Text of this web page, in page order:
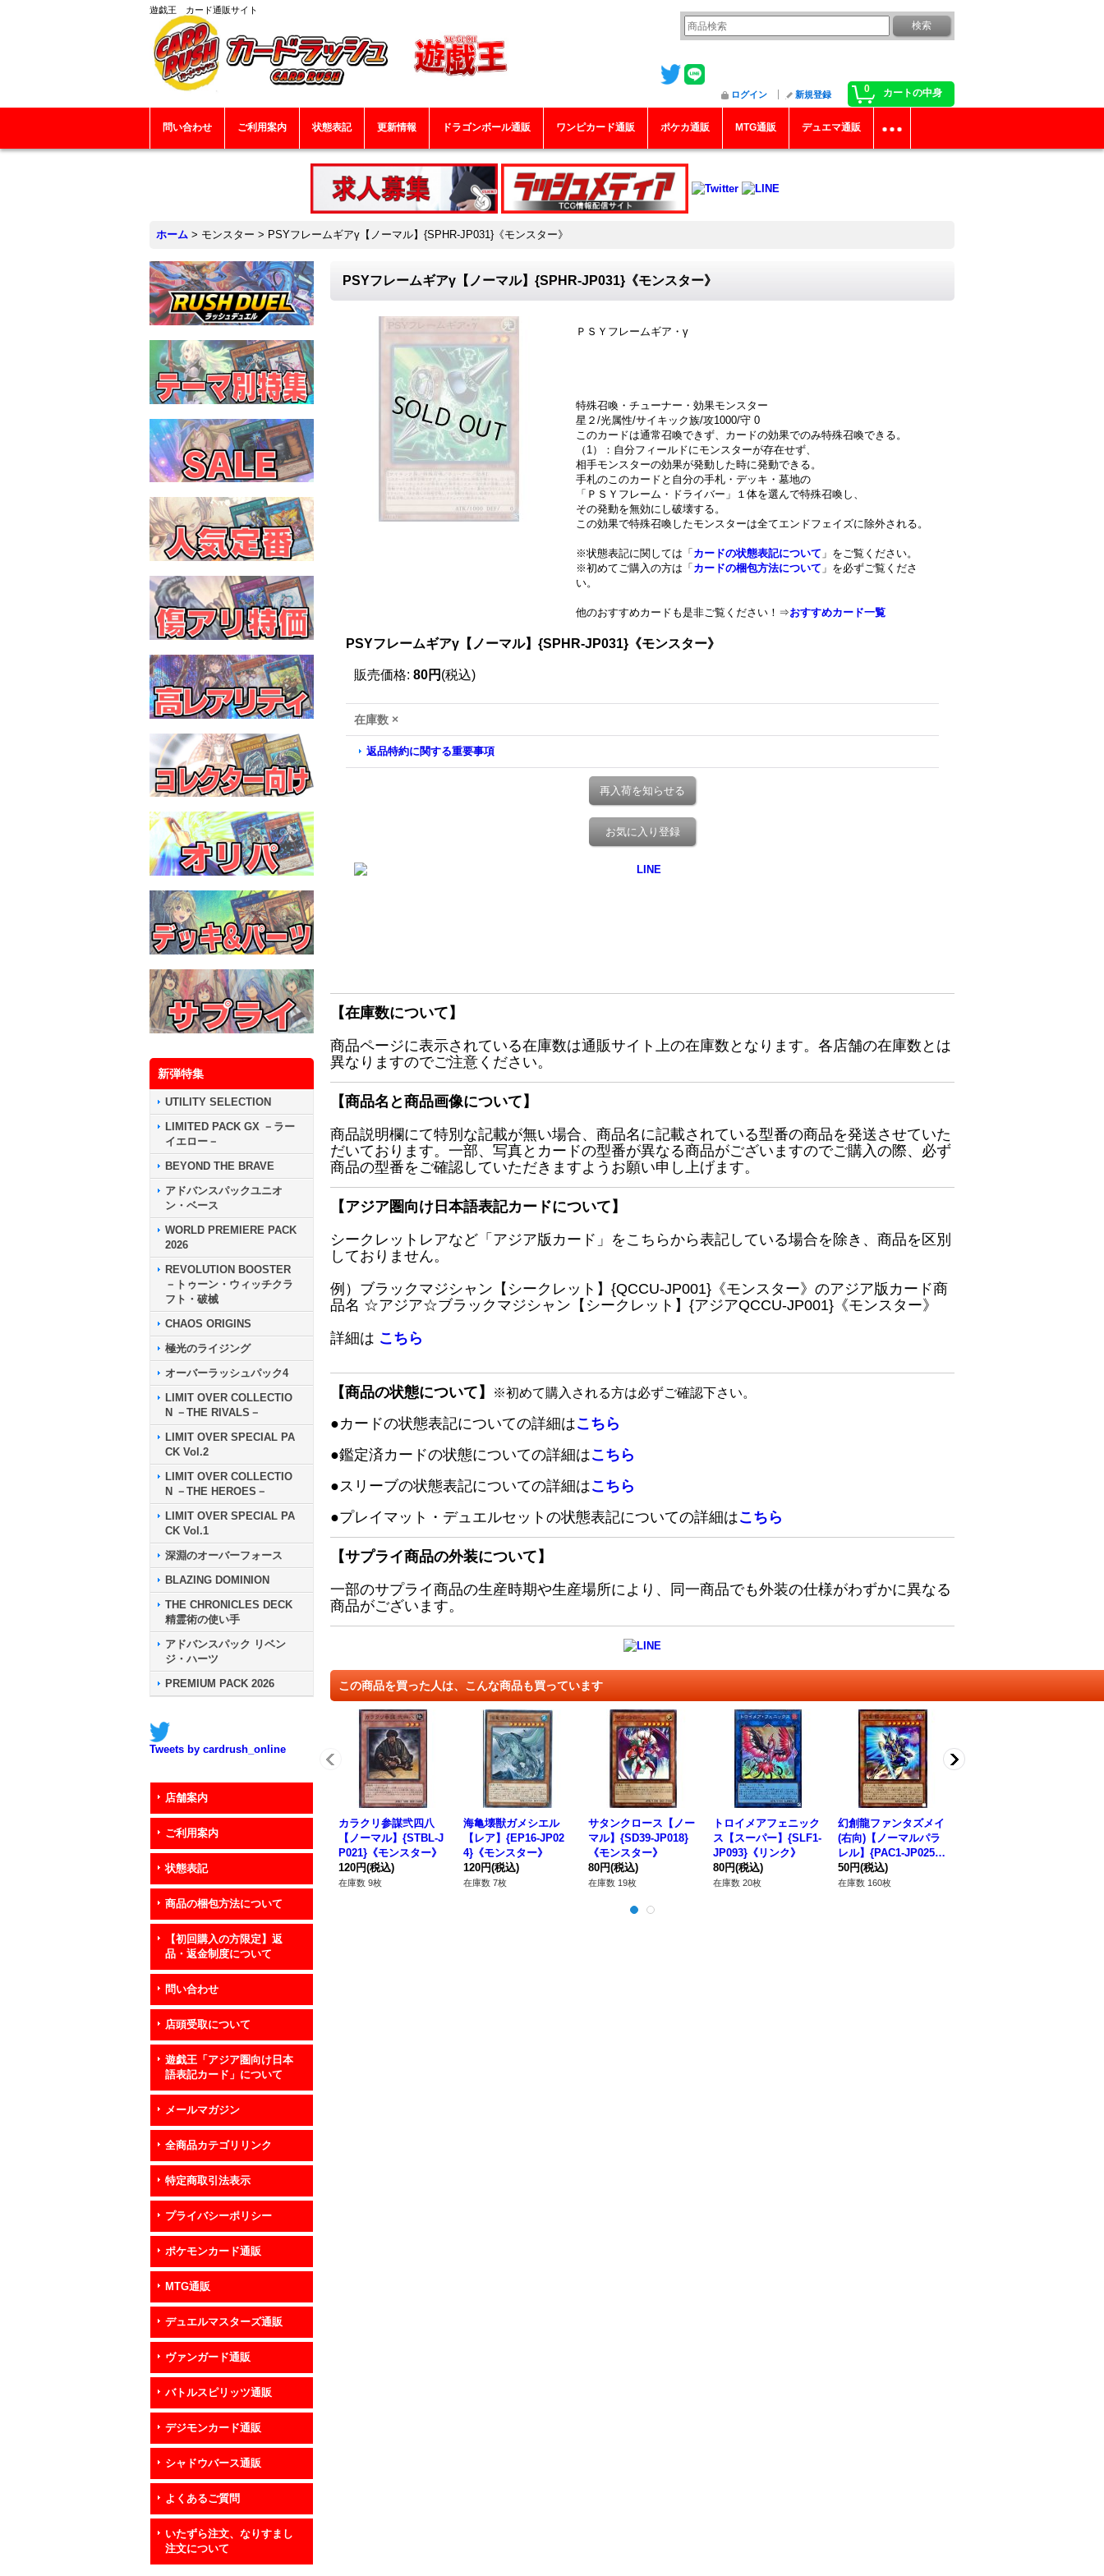
遊戯王 カード通販サイト
0 カートの中身
ログイン 新規登録
問い合わせ ご利用案内 状態表記 更新情報 ドラゴンボール通販 ワンピカード通販 ポケカ通販 MTG通販 デュエマ通販
ホーム > モンスター > PSYフレームギアγ【ノーマル】{SPHR-JP031}《モンスター》
新弾特集
UTILITY SELECTION
LIMITED PACK GX －ラー
イエロー－
BEYOND THE BRAVE
アドバンスパックユニオ
ン・ベース
WORLD PREMIERE PACK
2026
REVOLUTION BOOSTER
－トゥーン・ウィッチクラ
フト・破械
CHAOS ORIGINS
極光のライジング
オーバーラッシュパック4
LIMIT OVER COLLECTIO
N －THE RIVALS－
LIMIT OVER SPECIAL PA
CK Vol.2
LIMIT OVER COLLECTIO
N －THE HEROES－
LIMIT OVER SPECIAL PA
CK Vol.1
深淵のオーバーフォース
BLAZING DOMINION
THE CHRONICLES DECK
精霊術の使い手
アドバンスパック リベン
ジ・ハーツ
PREMIUM PACK 2026
Tweets by cardrush_online
店舗案内
ご利用案内
状態表記
商品の梱包方法について
【初回購入の方限定】返
品・返金制度について
問い合わせ
店頭受取について
遊戯王「アジア圏向け日本
語表記カード」について
メールマガジン
全商品カテゴリリンク
特定商取引法表示
プライバシーポリシー
ポケモンカード通販
MTG通販
デュエルマスターズ通販
ヴァンガード通販
バトルスピリッツ通販
デジモンカード通販
シャドウバース通販
よくあるご質問
いたずら注文、なりすまし
注文について
PSYフレームギアγ【ノーマル】{SPHR-JP031}《モンスター》
ＰＳＹフレームギア・γ
特殊召喚・チューナー・効果モンスター
星２/光属性/サイキック族/攻1000/守 0
このカードは通常召喚できず、カードの効果でのみ特殊召喚できる。
（1）：自分フィールドにモンスターが存在せず、
相手モンスターの効果が発動した時に発動できる。
手札のこのカードと自分の手札・デッキ・墓地の
「ＰＳＹフレーム・ドライバー」１体を選んで特殊召喚し、
その発動を無効にし破壊する。
この効果で特殊召喚したモンスターは全てエンドフェイズに除外される。
※状態表記に関しては「 カードの状態表記について 」をご覧ください。
※初めてご購入の方は「 カードの梱包方法について 」を必ずご覧くださ
い。
他のおすすめカードも是非ご覧ください！⇒おすすめカード一覧
PSYフレームギアγ【ノーマル】{SPHR-JP031}《モンスター》
販売価格: 80円 (税込)
在庫数 ×
返品特約に関する重要事項
再入荷を知らせる
お気に入り登録
【在庫数について】
商品ページに表示されている在庫数は通販サイト上の在庫数となります。各店舗の在庫数とは
異なりますのでご注意ください。
【商品名と商品画像について】
商品説明欄にて特別な記載が無い場合、商品名に記載されている型番の商品を発送させていた
だいております。一部、写真とカードの型番が異なる商品がございますのでご購入の際、必ず
商品の型番をご確認していただきますようお願い申し上げます。
【アジア圏向け日本語表記カードについて】
シークレットレアなど「アジア版カード」をこちらから表記している場合を除き、商品を区別
しておりません。
例）ブラックマジシャン【シークレット】{QCCU-JP001}《モンスター》のアジア版カード商
品名 ☆アジア☆ブラックマジシャン【シークレット】{アジアQCCU-JP001}《モンスター》
詳細は こちら
【商品の状態について】 ※初めて購入される方は必ずご確認下さい。
●カードの状態表記についての詳細はこちら
●鑑定済カードの状態についての詳細はこちら
●スリーブの状態表記についての詳細はこちら
●プレイマット・デュエルセットの状態表記についての詳細はこちら
【サプライ商品の外装について】
一部のサプライ商品の生産時期や生産場所により、同一商品でも外装の仕様がわずかに異なる
商品がございます。
この商品を買った人は、こんな商品も買っています
カラクリ参謀弐四八
【ノーマル】{STBL-J
P021}《モンスター》
120円(税込)
在庫数 9枚
海亀壊獣ガメシエル
【レア】{EP16-JP02
4}《モンスター》
120円(税込)
在庫数 7枚
サタンクロース【ノー
マル】{SD39-JP018}
《モンスター》
80円(税込)
在庫数 19枚
トロイメアフェニック
ス【スーパー】{SLF1-
JP093}《リンク》
80円(税込)
在庫数 20枚
幻創龍ファンタズメイ
(右向)【ノーマルパラ
レル】{PAC1-JP025}
《モンスター》
50円(税込)
在庫数 160枚